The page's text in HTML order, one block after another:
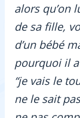
alors qu’on
de sa fille,
d’un bébé
pourquoi il
“je vais le
ne le sait